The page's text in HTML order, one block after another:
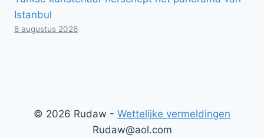
Istanbul
8 augustus 2026
© 2026 Rudaw - Wettelijke vermeldingen
Rudaw@aol.com